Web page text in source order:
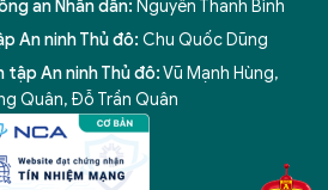
an Nhân dân: Nguyễn Thanh Bình
An ninh Thủ đô: Chu Quốc Dũng
tập An ninh Thủ đô:Vũ Mạnh Hùng,
Quân, Đỗ Trần Quân
Nội giải pháp xử lý điểm nghẽn của